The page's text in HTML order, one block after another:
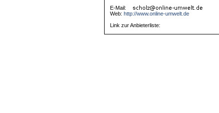
E-Mail:
Web: http://www.online-umwelt.de
Link zur Anbieterliste: